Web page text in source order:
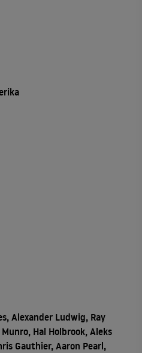
Alexander Ludwig, Ray
Hal Holbrook, Aleks
Gauthier, Aaron Pearl,